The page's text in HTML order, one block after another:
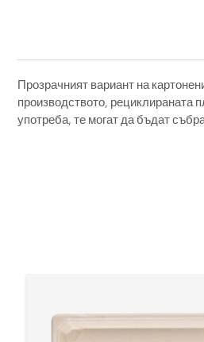
Прозрачният вариант на
производството, рециклираната
употреба, те могат да бъдат